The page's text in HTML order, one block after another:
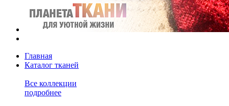
Главная
Каталог тканей
Все коллекции
подробнее